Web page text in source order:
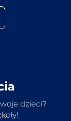
dzieci?